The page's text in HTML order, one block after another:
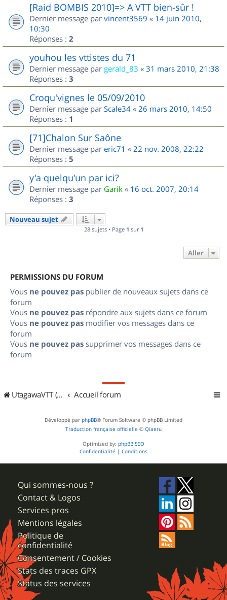
[Raid BOMBIS 2010]=> A VTT bien-sûr !
Dernier message par vincent3569 « 14 juin 2010,
10:30
Réponses : 2
youhou les vttistes du 71
Dernier message par gerald_83 « 31 mars 2010, 21:38
Réponses : 3
Croqu'vignes le 05/09/2010
Dernier message par Scale34 « 26 mars 2010, 14:50
Réponses : 1
[71]Chalon Sur Saône
Dernier message par eric71 « 22 nov. 2008, 22:22
Réponses : 5
y'a quelqu'un par ici?
Dernier message par Garik « 16 oct. 2007, 20:14
Réponses : 3
Nouveau sujet
28 sujets • Page 1 sur 1
Aller
PERMISSIONS DU FORUM
Vous ne pouvez pas publier de nouveaux sujets dans ce
forum
Vous ne pouvez pas répondre aux sujets dans ce forum
Vous ne pouvez pas modifier vos messages dans ce
forum
Vous ne pouvez pas supprimer vos messages dans ce
forum
UtagawaVTT (Randos VTT et VTTAE avec traces GPS) Accueil forum
Développé par phpBB® Forum Software © phpBB Limited
Traduction française officielle © Qiaeru
Optimized by: phpBB SEO
Confidentialité | Conditions
Qui sommes-nous ?
Contact & Logos
Services pros
Mentions légales
Politique de
confidentialité
Consentement / Cookies
Stats des traces GPX
Status des services